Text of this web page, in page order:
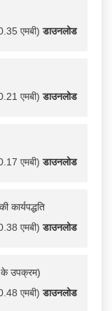
एमबी)डाउनलोड
एमबी)डाउनलोड
एमबी)डाउनलोड
कार्यपद्धति
एमबी)डाउनलोड
के उपक्रम)
एमबी)डाउनलोड